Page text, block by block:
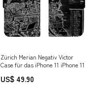
Zürich Merian Negativ Victor
Case für das iPhone 11 iPhone 11
US$ 49.90